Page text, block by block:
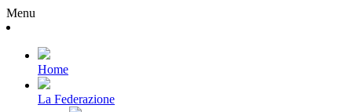
Menu
Home
La Federazione